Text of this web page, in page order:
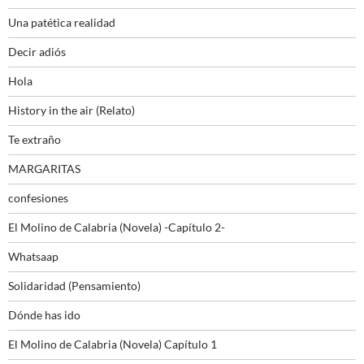
Una patética realidad
Decir adiós
Hola
History in the air (Relato)
Te extraño
MARGARITAS
confesiones
El Molino de Calabria (Novela) -Capítulo 2-
Whatsaap
Solidaridad (Pensamiento)
Dónde has ido
El Molino de Calabria (Novela) Capítulo 1